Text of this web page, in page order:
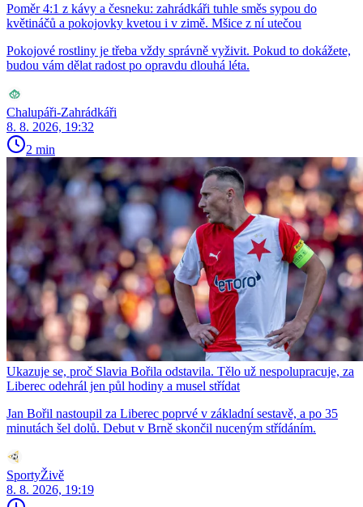
Poměr 4:1 z kávy a česneku: zahrádkáři tuhle směs sypou do
květináčů a pokojovky kvetou i v zimě. Mšice z ní utečou
Pokojové rostliny je třeba vždy správně vyživit. Pokud to dokážete,
budou vám dělat radost po opravdu dlouhá léta.
Chalupáři-Zahrádkáři
8. 8. 2026, 19:32
2 min
Ukazuje se, proč Slavia Bořila odstavila. Tělo už nespolupracuje, za
Liberec odehrál jen půl hodiny a musel střídat
Jan Bořil nastoupil za Liberec poprvé v základní sestavě, a po 35
minutách šel dolů. Debut v Brně skončil nuceným střídáním.
SportyŽivě
8. 8. 2026, 19:19